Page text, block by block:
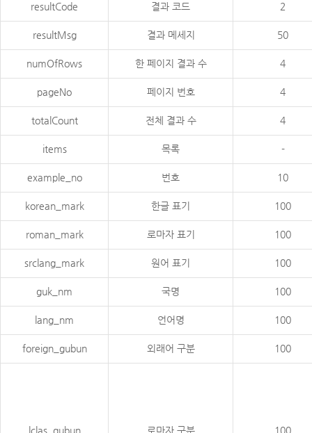
resultCode 결과 코드 2
resultMsg 결과 메세지 50
numOfRows 한 페이지 결과 수 4
pageNo 페이지 번호 4
totalCount 전체 결과 수 4
items 목록 -
example_no 번호 10
korean_mark 한글 표기 100
roman_mark 로마자 표기 100
srclang_mark 원어 표기 100
guk_nm 국명 100
lang_nm 언어명 100
foreign_gubun 외래어 구분 100
lclas_gubun 로마자 구분 100